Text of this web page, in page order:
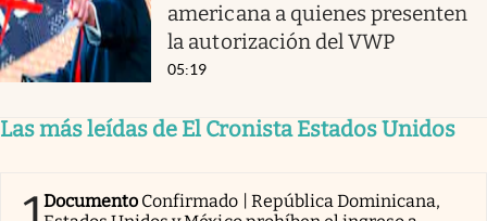
americana a quienes presenten
la autorización del VWP
05:19
Las más leídas de El Cronista Estados Unidos
Documento Confirmado | República Dominicana,